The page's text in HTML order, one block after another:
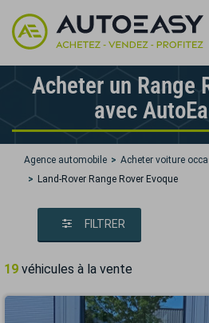
Acheter un Range
avec
Agence automobile Acheter voiture
Land-Rover Range Rover Evoque
FILTRER
19 véhicules à la vente